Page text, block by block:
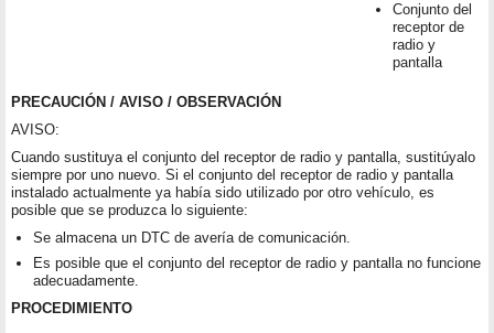
Conjunto del
receptor de
radio y
pantalla
PRECAUCIÓN / AVISO / OBSERVACIÓN
AVISO:
Cuando sustituya el conjunto del receptor de radio y pantalla, sustitúyalo
siempre por uno nuevo. Si el conjunto del receptor de radio y pantalla
instalado actualmente ya había sido utilizado por otro vehículo, es
posible que se produzca lo siguiente:
Se almacena un DTC de avería de comunicación.
Es posible que el conjunto del receptor de radio y pantalla no funcione
adecuadamente.
PROCEDIMIENTO